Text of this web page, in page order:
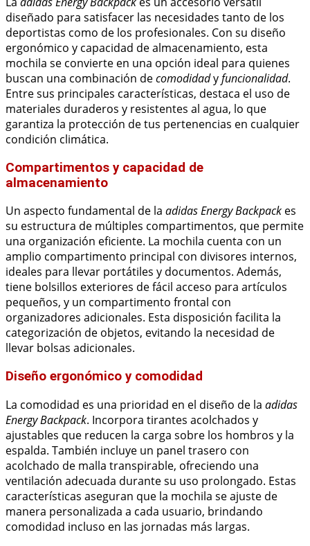
diseñado para satisfacer las necesidades tanto de los
deportistas como de los profesionales. Con su diseño
ergonómico y capacidad de almacenamiento, esta
mochila se convierte en una opción ideal para quienes
buscan una combinación decomodidadyfuncionalidad.
Entre sus principales características, destaca el uso de
materiales duraderos y resistentes al agua, lo que
garantiza la protección de tus pertenencias en cualquier
condición climática.
Compartimentos y capacidad de
almacenamiento
Un aspecto fundamental de la adidas Energy Backpack es
su estructura de múltiples compartimentos, que permite
una organización eficiente. La mochila cuenta con un
amplio compartimento principal con divisores internos,
ideales para llevar portátiles y documentos. Además,
tiene bolsillos exteriores de fácil acceso para artículos
pequeños, y un compartimento frontal con
organizadores adicionales. Esta disposición facilita la
categorización de objetos, evitando la necesidad de
llevar bolsas adicionales.
Diseño ergonómico y comodidad
La comodidad es una prioridad en el diseño de la adidas
Energy Backpack. Incorpora tirantes acolchados y
ajustables que reducen la carga sobre los hombros y la
espalda. También incluye un panel trasero con
acolchado de malla transpirable, ofreciendo una
ventilación adecuada durante su uso prolongado. Estas
características aseguran que la mochila se ajuste de
manera personalizada a cada usuario, brindando
comodidad incluso en las jornadas más largas.